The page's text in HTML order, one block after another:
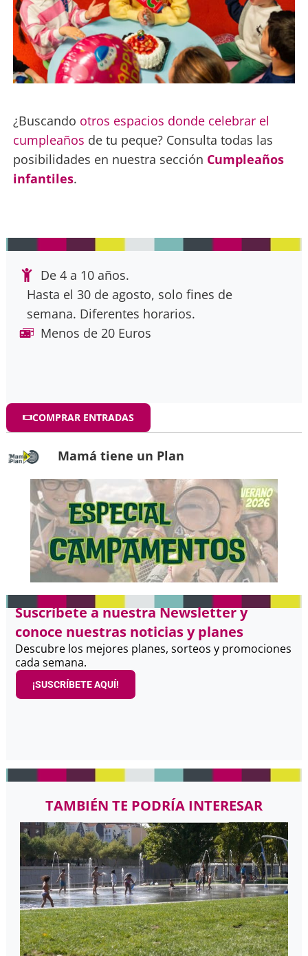
¿Buscando otros espacios donde celebrar el
cumpleaños de tu peque? Consulta todas las
posibilidades en nuestra sección Cumpleaños
infantiles.
De 4 a 10 años.
Hasta el 30 de agosto, solo fines de
semana. Diferentes horarios.
Menos de 20 Euros
COMPRAR ENTRADAS
Mamá tiene un Plan
Suscríbete a nuestra Newsletter y
conoce nuestras noticias y planes
Descubre los mejores planes, sorteos y promociones
cada semana.
¡SUSCRÍBETE AQUÍ!
TAMBIÉN TE PODRÍA INTERESAR